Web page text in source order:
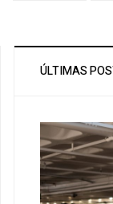
ÚLTIMAS